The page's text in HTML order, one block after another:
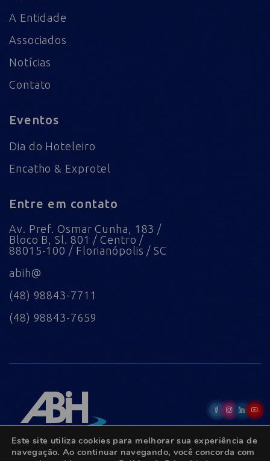
A Entidade
Associados
Notícias
Contato
Eventos
Dia do Hoteleiro
Encatho & Exprotel
Entre em contato
Av. Pref. Osmar Cunha, 183 /
Bloco B, Sl. 801 / Centro /
88015-100 / Florianópolis / SC
abih@
(48) 98843-7711
(48) 98843-7659
Este site utiliza cookies para melhorar sua experiência de
navegação. Ao continuar navegando, você concorda com